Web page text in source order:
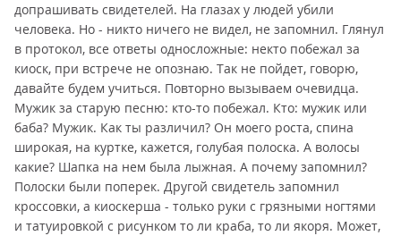
допрашивать свидетелей. На глазах у людей убили
человека. Но - никто ничего не видел, не запомнил. Глянул
в протокол, все ответы односложные: некто побежал за
киоск, при встрече не опознаю. Так не пойдет, говорю,
давайте будем учиться. Повторно вызываем очевидца.
Мужик за старую песню: кто-то побежал. Кто: мужик или
баба? Мужик. Как ты различил? Он моего роста, спина
широкая, на куртке, кажется, голубая полоска. А волосы
какие? Шапка на нем была лыжная. А почему запомнил?
Полоски были поперек. Другой свидетель запомнил
кроссовки, а киоскерша - только руки с грязными ногтями
и татуировкой с рисунком то ли краба, то ли якоря. Может,